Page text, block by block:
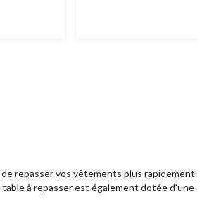
repasser vos vêtements plus rapidement
à repasser est également dotée d'une